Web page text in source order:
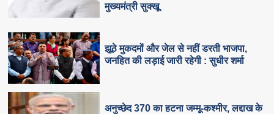
मुख्यमंत्री सुक्खू
झूठे मुकदमों और जेल से नहीं डरती भाजपा,
जनहित की लड़ाई जारी रहेगी : सुधीर शर्मा
अनुच्छेद 370 का हटना जम्मू-कश्मीर, लद्दाख के